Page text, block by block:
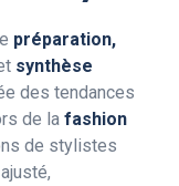
préparation,
synthèse
des tendances
de la fashion
de stylistes